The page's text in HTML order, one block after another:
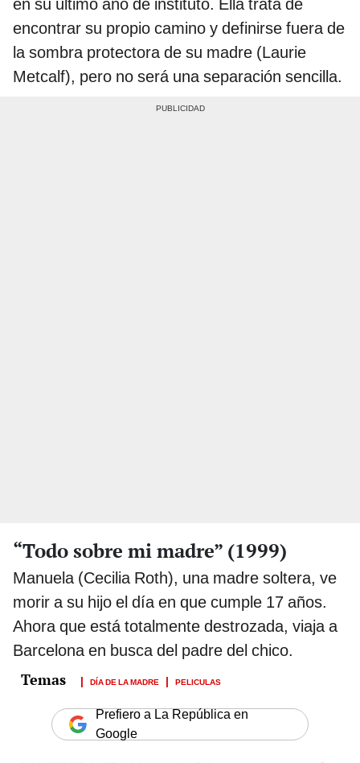
encontrar su propio camino y definirse fuera de
la sombra protectora de su madre (Laurie
Metcalf), pero no será una separación sencilla.
“Todo sobre mi madre” (1999)
Manuela (Cecilia Roth), una madre soltera, ve
morir a su hijo el día en que cumple 17 años.
Ahora que está totalmente destrozada, viaja a
Barcelona en busca del padre del chico.
DÍA DE LA MADRE PELICULAS
Prefiero a La República en
Google